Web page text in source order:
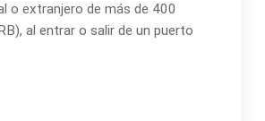
o extranjero de más de 400
al entrar o salir de un puerto